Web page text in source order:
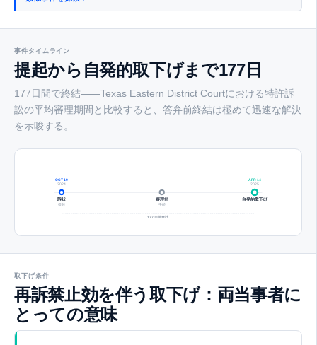
事件タイムライン
提起から自発的取下げまで177日
177日間で終結——Texas Eastern District Courtにおける特許訴
訟の平均審理期間と比較すると、答弁前終結は極めて迅速な解決
を示唆する。
OCT 19
2024
訴状
提起
審理前
手続
APR 14
2025
自発的取下げ
177 日間合計
取下げ条件
再訴禁止効を伴う取下げ：両当事者に
とっての意味